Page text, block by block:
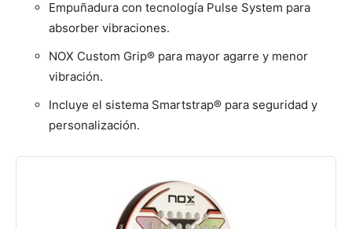
Empuñadura con tecnología Pulse System para
absorber vibraciones.
NOX Custom Grip® para mayor agarre y menor
vibración.
Incluye el sistema Smartstrap® para seguridad y
personalización.